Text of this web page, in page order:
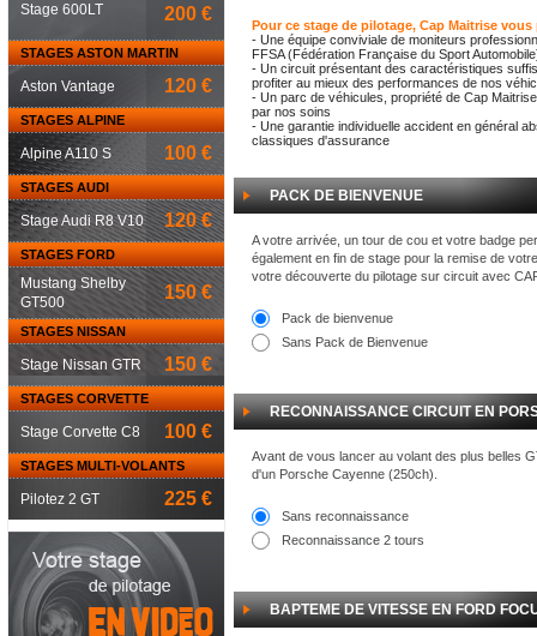
Stage 600LT 200 €
STAGES ASTON MARTIN
Aston Vantage 120 €
STAGES ALPINE
Alpine A110 S 100 €
STAGES AUDI
Stage Audi R8 V10 120 €
STAGES FORD
Mustang Shelby
GT500
150 €
STAGES NISSAN
Stage Nissan GTR 150 €
STAGES CORVETTE
Stage Corvette C8 100 €
STAGES MULTI-VOLANTS
Pilotez 2 GT 225 €
Pour ce stage de pilotage, Cap Maitrise
- Une équipe conviviale de moniteurs
FFSA (Fédération Française du Sport
- Un circuit présentant des caractéristiques
profiter au mieux des performances de nos
- Un parc de véhicules, propriété de Cap
par nos soins
- Une garantie individuelle accident en général
classiques d'assurance
PACK DE BIENVENUE
A votre arrivée, un tour de cou et votre badge
également en fin de stage pour la remise de
votre découverte du pilotage sur circuit avec
Pack de bienvenue
Sans Pack de Bienvenue
RECONNAISSANCE CIRCUIT EN
Avant de vous lancer au volant des plus belles
d'un Porsche Cayenne (250ch).
Sans reconnaissance
Reconnaissance 2 tours
BAPTEME DE VITESSE EN FORD